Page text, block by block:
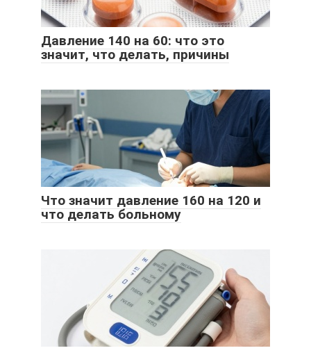
Давление 140 на 60: что это
значит, что делать, причины
Что значит давление 160 на 120 и
что делать больному